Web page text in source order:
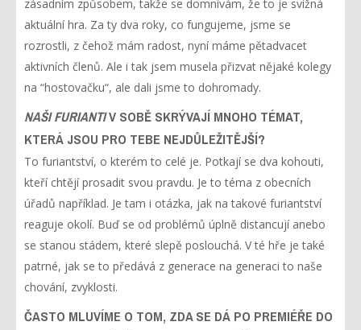
zásadním způsobem, takže se domnívám, že to je svižná
aktuální hra. Za ty dva roky, co fungujeme, jsme se
rozrostli, z čehož mám radost, nyní máme pětadvacet
aktivních členů. Ale i tak jsem musela přizvat nějaké kolegy
na “hostovačku“, ale dali jsme to dohromady.
NAŠI FURIANTIV SOBĚ SKRÝVAJÍ MNOHO TÉMAT,
KTERÁ JSOU PRO TEBE NEJDŮLEŽITĚJŠÍ?
To furiantství, o kterém to celé je. Potkají se dva kohouti,
kteří chtějí prosadit svou pravdu. Je to téma z obecních
úřadů například. Je tam i otázka, jak na takové furiantství
reaguje okolí. Buď se od problémů úplně distancují anebo
se stanou stádem, které slepě poslouchá. V té hře je také
patrné, jak se to předává z generace na generaci to naše
chování, zvyklosti.
ČASTO MLUVÍME O TOM, ZDA SE DÁ PO PREMIÉŘE DO